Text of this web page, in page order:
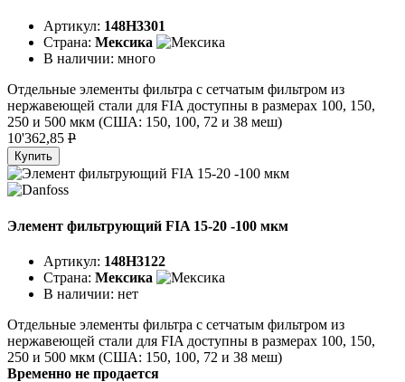
Артикул: 148H3301
Страна: Мексика
В наличии: много
Отдельные элементы фильтра с сетчатым фильтром из
нержавеющей стали для FIA доступны в размерах 100, 150,
250 и 500 мкм (США: 150, 100, 72 и 38 меш)
10'362,85 P
Купить
Элемент фильтрующий FIA 15-20 -100 мкм
Артикул: 148H3122
Страна: Мексика
В наличии: нет
Отдельные элементы фильтра с сетчатым фильтром из
нержавеющей стали для FIA доступны в размерах 100, 150,
250 и 500 мкм (США: 150, 100, 72 и 38 меш)
Временно не продается